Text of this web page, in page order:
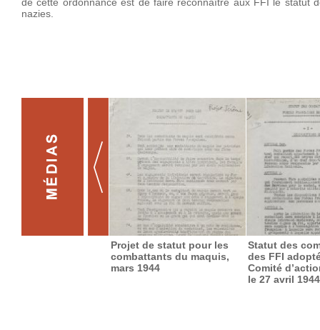
nazies.
Projet de statut pour les
combattants du maquis,
mars 1944
Statut des
des FFI
Comité
le 27 avril 1944